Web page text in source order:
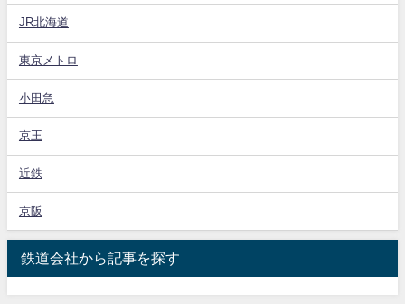
JR北海道
東京メトロ
小田急
京王
近鉄
京阪
鉄道会社から記事を探す